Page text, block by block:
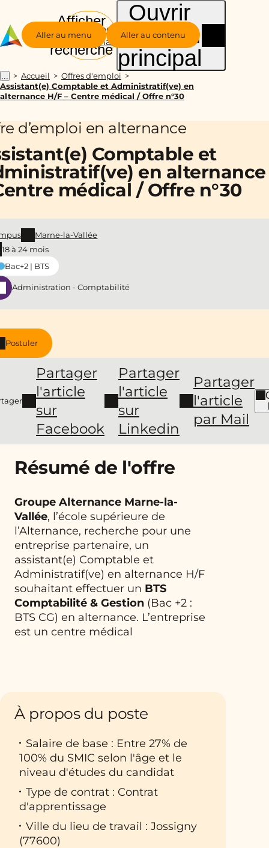
Aller au menu Aller au contenu
Groupe
Alternance
Afficher
la
recherche
Ouvrir
le menu
principal
... Accueil
Offres d'emploi
Assistant(e) Comptable et Administratif(ve) en
alternance H/F – Centre médical / Offre n°30
d’emploi en alternance
Comptable et
en alternance
médical / Offre n°30
Postuler
Partager
l'article
sur
Facebook
Partager
l'article
sur
Linkedin
Partager
l'article
par Mail
Marne-la-Vallée
18 à 24 mois
Bac+2 | BTS
Administration - Comptabilité
Résumé de l'offre
Groupe Alternance Marne-la-
Vallée, l’école supérieure de
l’Alternance, recherche pour une
entreprise partenaire, un
assistant(e) Comptable et
Administratif(ve) en alternance H/F
souhaitant effectuer un BTS
Comptabilité & Gestion (Bac +2 :
BTS CG) en alternance. L’entreprise
est un centre médical
À propos du poste
Salaire de base : Entre 27% de
100% du SMIC selon l'âge et le
niveau d'études du candidat
Type de contrat : Contrat
d'apprentissage
Ville du lieu de travail : Jossigny
(77600)